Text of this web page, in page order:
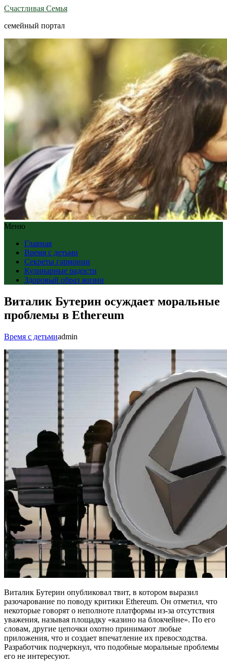
Счастливая Семья
семейный портал
Меню
Главная
Время с детьми
Секреты гармонии
Кулинарные радости
Здоровый образ жизни
Виталик Бутерин осуждает моральные
проблемы в Ethereum
Время с детьмиadmin
Виталик Бутерин опубликовал твит, в котором выразил
разочарование по поводу критики Ethereum. Он отметил, что
некоторые говорят о неполноте платформы из-за отсутствия
уважения, называя площадку «казино на блокчейне». По его
словам, другие цепочки охотно принимают любые
приложения, что и создает впечатление их превосходства.
Разработчик подчеркнул, что подобные моральные проблемы
его не интересуют.